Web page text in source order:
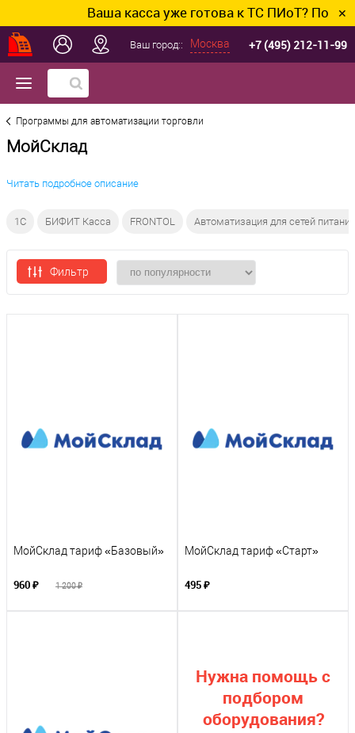
Ваша касса уже готова к ТС ПИоТ? ✕
Ваш город:: Москва +7 (495) 212-11-99
Программы для автоматизации торговли
МойСклад
Читать подробное описание
1C БИФИТ Касса FRONTOL Автоматизация для сетей питания
Фильтр
МойСклад тариф «Базовый»
960 ₽ 1 200 ₽
МойСклад тариф «Старт»
495 ₽
Нужна помощь с
подбором
оборудования?